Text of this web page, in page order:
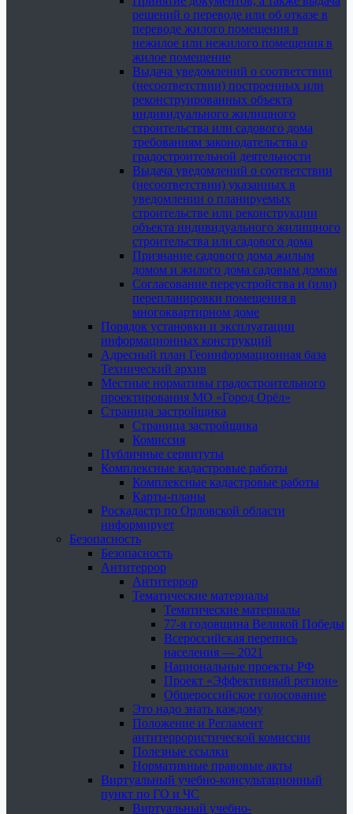
решений о переводе или об отказе в
переводе жилого помещения в
нежилое или нежилого помещения в
жилое помещение
Выдача уведомлений о соответствии
(несоответствии) построенных или
реконструированных объекта
индивидуального жилищного
строительства или садового дома
требованиям законодательства о
градостроительной деятельности
Выдача уведомлений о соответствии
(несоответствии) указанных в
уведомлении о планируемых
строительстве или реконструкции
объекта индивидуального жилищного
строительства или садового дома
Признание садового дома жилым
домом и жилого дома садовым домом
Согласование переустройства и (или)
перепланировки помещения в
многоквартирном доме
Порядок установки и эксплуатации
информационных конструкций
Адресный план Геоинформационная база
Технический архив
Местные нормативы градостроительного
проектирования МО «Город Орёл»
Страница застройщика
Страница застройщика
Комиссия
Публичные сервитуты
Комплексные кадастровые работы
Комплексные кадастровые работы
Карты-планы
Роскадастр по Орловской области
информирует
Безопасность
Безопасность
Антитеррор
Антитеррор
Тематические материалы
Тематические материалы
77-я годовщина Великой Победы
Всероссийская перепись
населения — 2021
Национальные проекты РФ
Проект «Эффективный регион»
Общероссийское голосование
Это надо знать каждому
Положение и Регламент
антитеррористической комиссии
Полезные ссылки
Нормативные правовые акты
Виртуальный учебно-консультационный
пункт по ГО и ЧС
Виртуальный учебно-